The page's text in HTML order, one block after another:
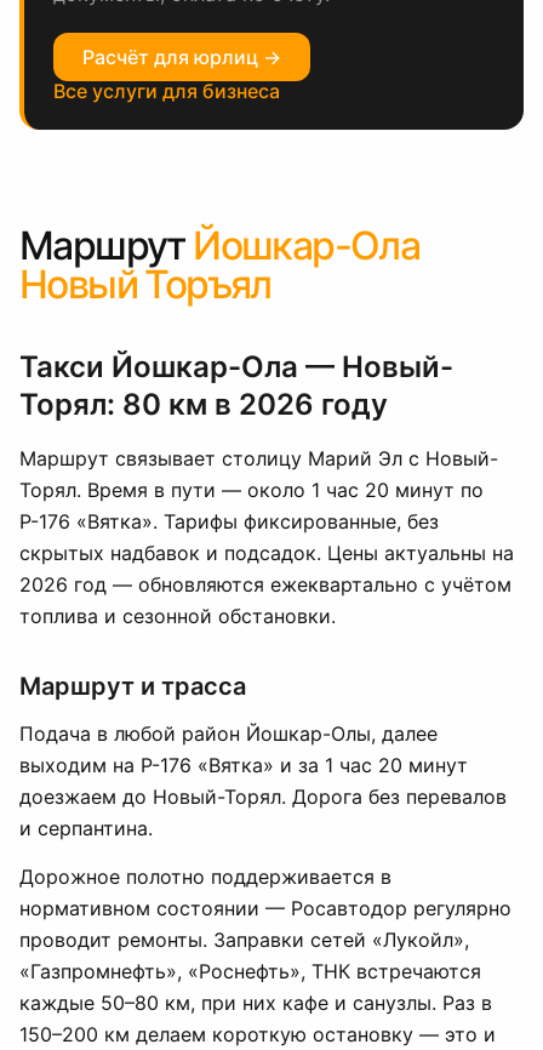
Расчёт для юрлиц →
Все услуги для бизнеса
Маршрут Йошкар-Ола
Новый Торъял
Такси Йошкар-Ола — Новый-
Торял: 80 км в 2026 году
Маршрут связывает столицу Марий Эл с Новый-
Торял. Время в пути — около 1 час 20 минут по
Р-176 «Вятка». Тарифы фиксированные, без
скрытых надбавок и подсадок. Цены актуальны на
2026 год — обновляются ежеквартально с учётом
топлива и сезонной обстановки.
Маршрут и трасса
Подача в любой район Йошкар-Олы, далее
выходим на Р-176 «Вятка» и за 1 час 20 минут
доезжаем до Новый-Торял. Дорога без перевалов
и серпантина.
Дорожное полотно поддерживается в
нормативном состоянии — Росавтодор регулярно
проводит ремонты. Заправки сетей «Лукойл»,
«Газпромнефть», «Роснефть», ТНК встречаются
каждые 50–80 км, при них кафе и санузлы. Раз в
150–200 км делаем короткую остановку — это и